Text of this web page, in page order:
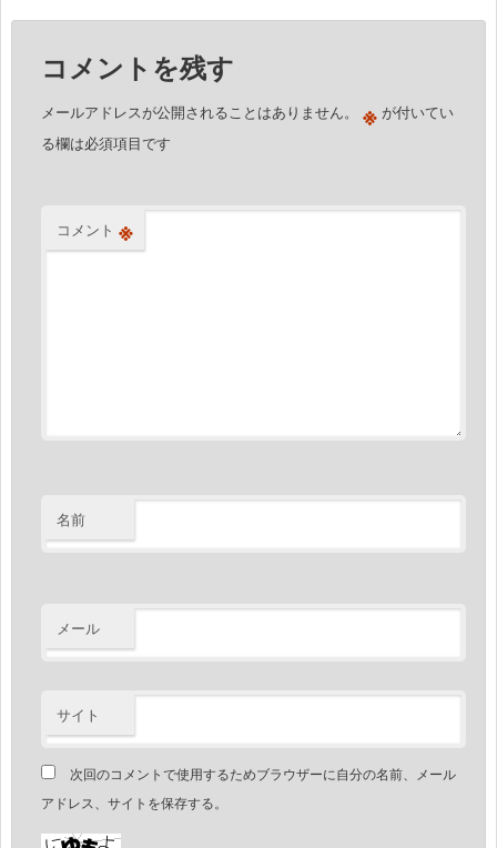
コメントを残す
メールアドレスが公開されることはありません。 ※が付いてい
る欄は必須項目です
コメント ※
名前
メール
サイト
次回のコメントで使用するためブラウザーに自分の名前、メール
アドレス、サイトを保存する。